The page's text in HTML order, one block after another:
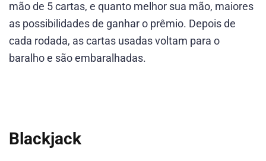
mão de 5 cartas, e quanto melhor sua mão, maiores
as possibilidades de ganhar o prêmio. Depois de
cada rodada, as cartas usadas voltam para o
baralho e são embaralhadas.
Blackjack